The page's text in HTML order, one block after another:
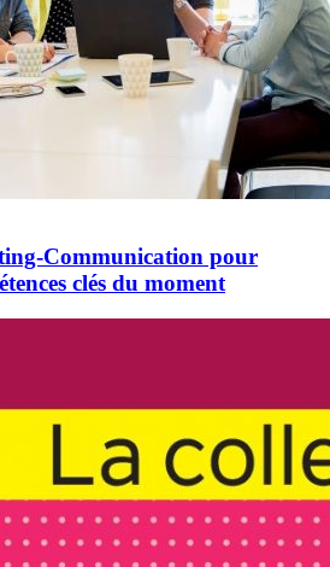
Communication pour
clés du moment